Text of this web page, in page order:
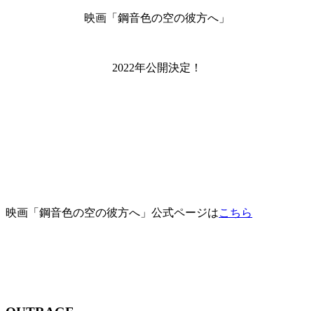
映画「鋼音色の空の彼方へ」
2022年公開決定！
映画「鋼音色の空の彼方へ」公式ページはこちら